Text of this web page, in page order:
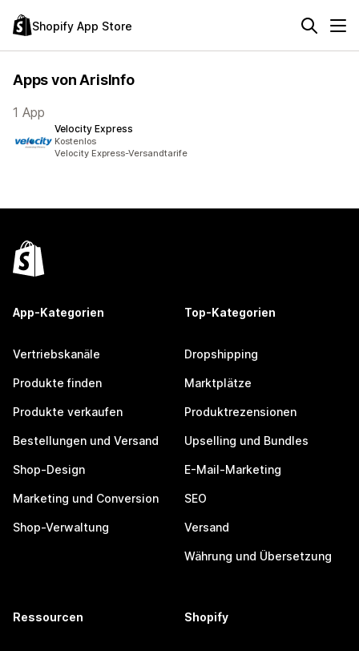
Shopify App Store
Apps von ArisInfo
1 App
Velocity Express
Kostenlos
Velocity Express-Versandtarife
App-Kategorien
Vertriebskanäle
Produkte finden
Produkte verkaufen
Bestellungen und Versand
Shop-Design
Marketing und Conversion
Shop-Verwaltung
Top-Kategorien
Dropshipping
Marktplätze
Produktrezensionen
Upselling und Bundles
E-Mail-Marketing
SEO
Versand
Währung und Übersetzung
Ressourcen Shopify